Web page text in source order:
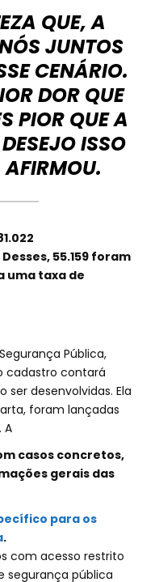
QUE, A
JUNTOS
CENÁRIO.
DOR QUE
PIOR QUE A
ISSO
55.159 foram
uma taxa de
Pública,
cadastro contará
desenvolvidas. Ela
foram lançadas
A
casos concretos,
gerais das
para os
.
com acesso restrito
segurança pública